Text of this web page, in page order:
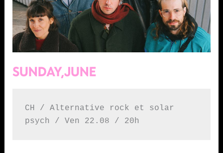
SUNDAY,JUNE
CH / Alternative rock et solar
psych / Ven 22.08 / 20h